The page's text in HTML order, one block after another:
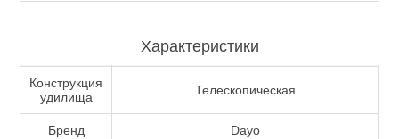
Характеристики
Конструкция
удилища
Телескопическая
Бренд Dayo